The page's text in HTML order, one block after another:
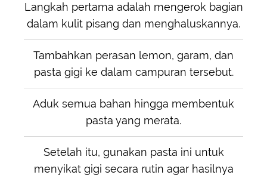
Langkah pertama adalah mengerok bagian
dalam kulit pisang dan menghaluskannya.
Tambahkan perasan lemon, garam, dan
pasta gigi ke dalam campuran tersebut.
Aduk semua bahan hingga membentuk
pasta yang merata.
Setelah itu, gunakan pasta ini untuk
menyikat gigi secara rutin agar hasilnya